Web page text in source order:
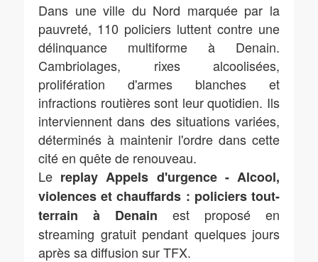
Dans une ville du Nord marquée par la
pauvreté, 110 policiers luttent contre une
délinquance multiforme à Denain.
Cambriolages, rixes alcoolisées,
prolifération d'armes blanches et
infractions routières sont leur quotidien. Ils
interviennent dans des situations variées,
déterminés à maintenir l'ordre dans cette
cité en quête de renouveau.
Le replay Appels d'urgence - Alcool,
violences et chauffards : policiers tout-
terrain à Denain est proposé en
streaming gratuit pendant quelques jours
après sa diffusion sur TFX.